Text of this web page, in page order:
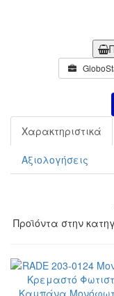
Χαρακτηριστικά
Αξιολογήσεις
Προϊόντα στην